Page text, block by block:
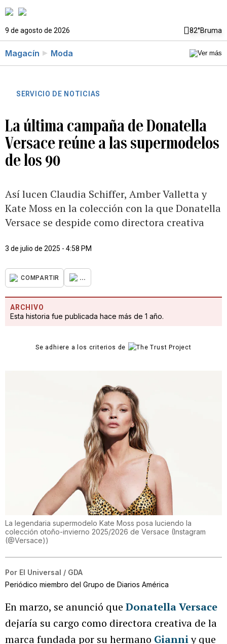
9 de agosto de 2026 82°Bruma
Magacín Moda
SERVICIO DE NOTICIAS
La última campaña de Donatella
Versace reúne a las supermodelos
de los 90
Así lucen Claudia Schiffer, Amber Valletta y
Kate Moss en la colección con la que Donatella
Versace se despide como directora creativa
3 de julio de 2025 - 4:58 PM
COMPARTIR ...
ARCHIVO
Esta historia fue publicada hace más de 1 año.
Se adhiere a los criterios de
La legendaria supermodelo Kate Moss posa luciendo la
colección otoño-invierno 2025/2026 de Versace (Instagram
(@Versace))
Por El Universal / GDA
Periódico miembro del Grupo de Diarios América
En marzo, se anunció que Donatella Versace
dejaría su cargo como directora creativa de la
marca fundada por su hermano Gianniy que